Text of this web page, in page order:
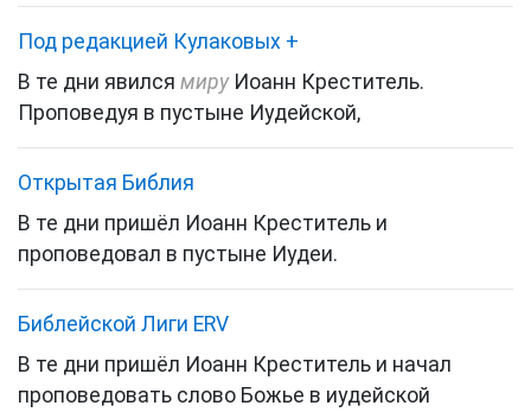
Под редакцией Кулаковых +
В те дни явился мируИоанн Креститель.
Проповедуя в пустыне Иудейской,
Открытая Библия
В те дни пришёл Иоанн Креститель и
проповедовал в пустыне Иудеи.
Библейской Лиги ERV
В те дни пришёл Иоанн Креститель и начал
проповедовать слово Божье в иудейской